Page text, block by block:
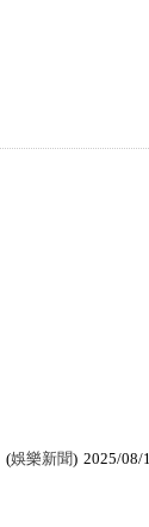
(娛樂新聞) 2025/08/